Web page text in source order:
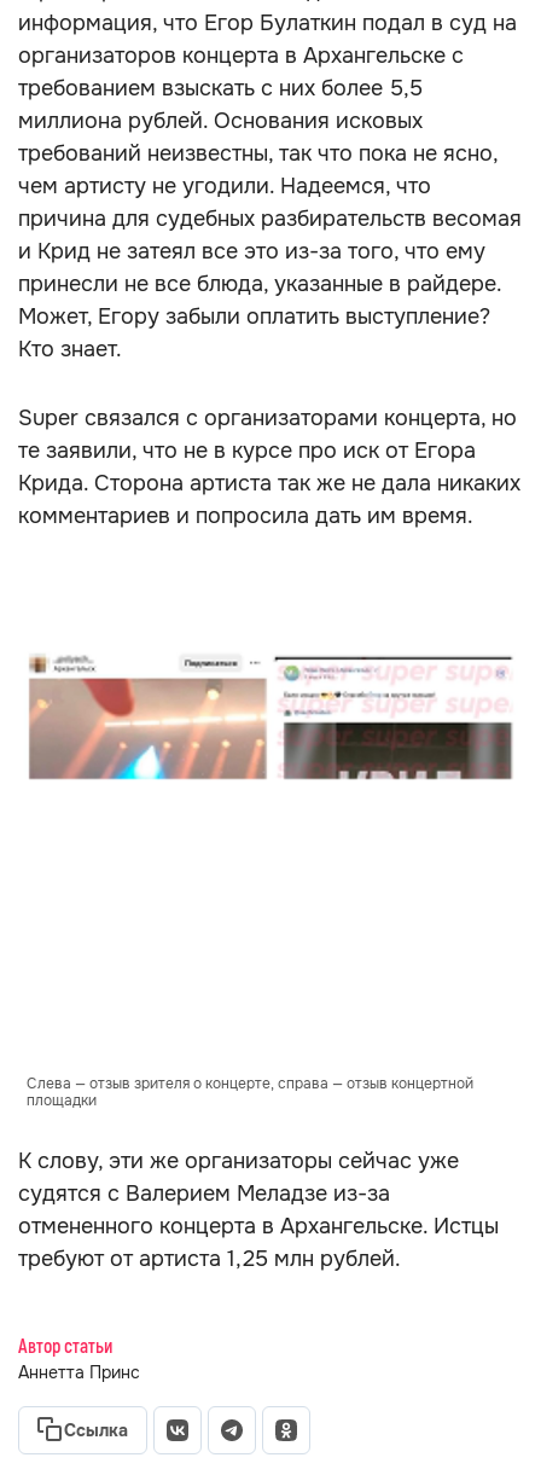
информация, что Егор Булаткин подал в суд на
организаторов концерта в Архангельске с
требованием взыскать с них более 5,5
миллиона рублей. Основания исковых
требований неизвестны, так что пока не ясно,
чем артисту не угодили. Надеемся, что
причина для судебных разбирательств весомая
и Крид не затеял все это из-за того, что ему
принесли не все блюда, указанные в райдере.
Может, Егору забыли оплатить выступление?
Кто знает.
Super связался с организаторами концерта, но
те заявили, что не в курсе про иск от Егора
Крида. Сторона артиста так же не дала никаких
комментариев и попросила дать им время.
Слева — отзыв зрителя о концерте, справа — отзыв концертной
площадки
К слову, эти же организаторы сейчас уже
судятся с Валерием Меладзе из-за
отмененного концерта в Архангельске. Истцы
требуют от артиста 1,25 млн рублей.
Автор статьи
Аннетта Принс
Ссылка